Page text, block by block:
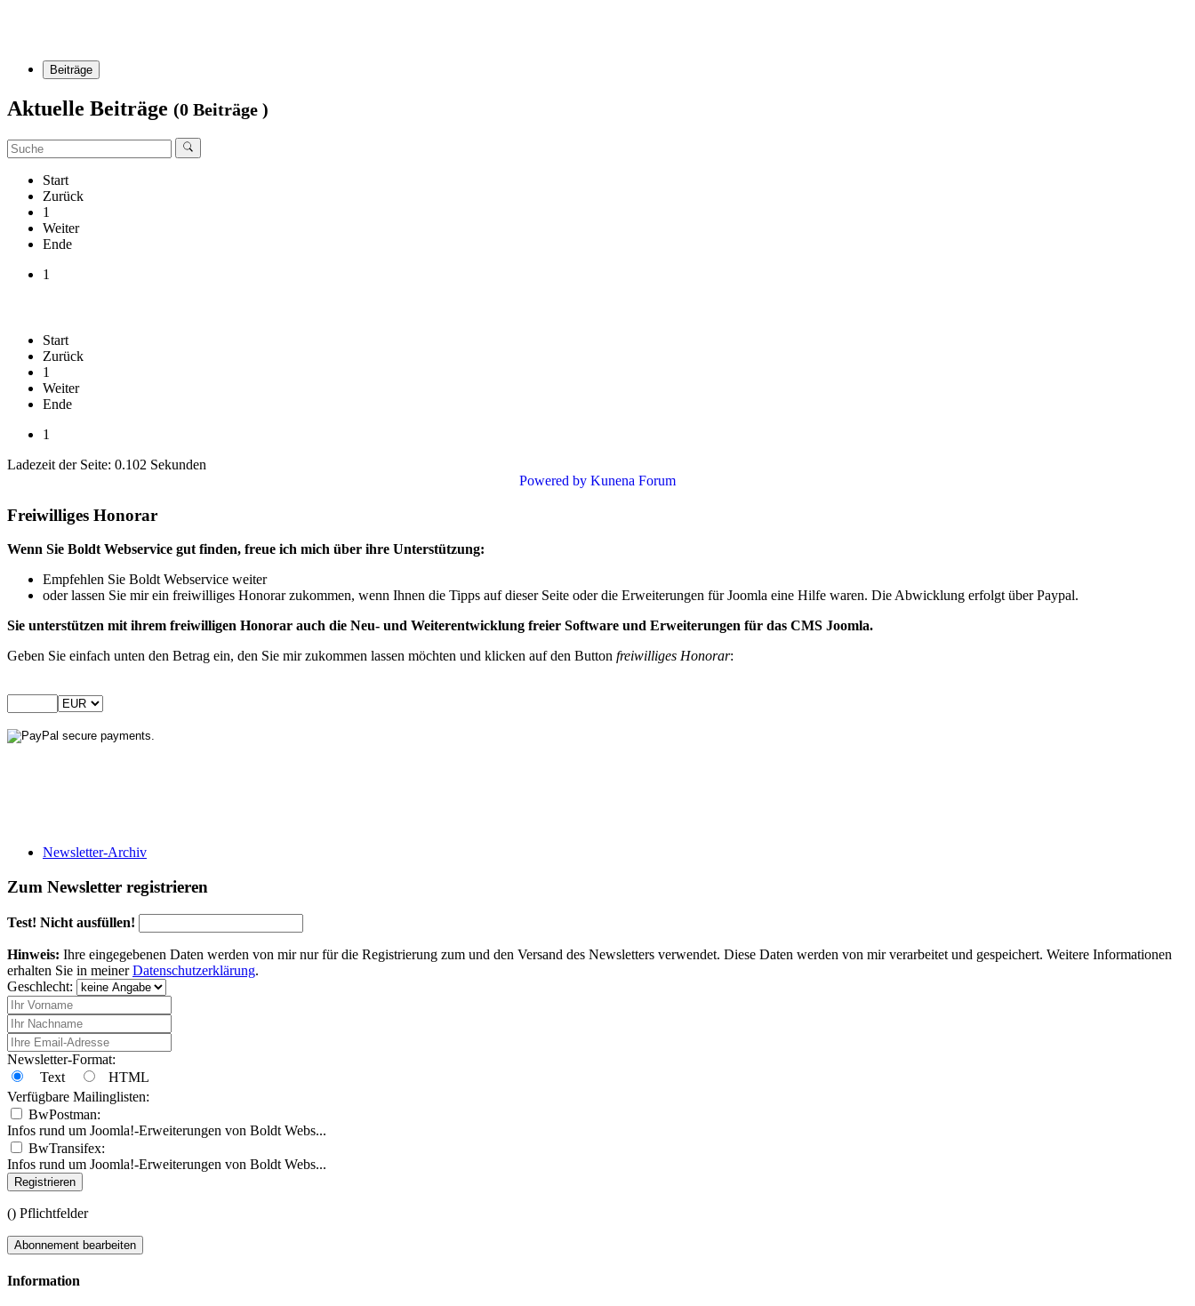
Beiträge
Aktuelle Beiträge (0 Beiträge )
Start
Zurück
1
Weiter
Ende
1
Start
Zurück
1
Weiter
Ende
1
Ladezeit der Seite: 0.102 Sekunden
Powered by Kunena Forum
Freiwilliges Honorar
Wenn Sie Boldt Webservice gut finden, freue ich mich über ihre Unterstützung:
Empfehlen Sie Boldt Webservice weiter
oder lassen Sie mir ein freiwilliges Honorar zukommen, wenn Ihnen die Tipps auf dieser Seite oder die Erweiterungen für Joomla eine Hilfe waren. Die Abwicklung erfolgt über Paypal.
Sie unterstützen mit ihrem freiwilligen Honorar auch die Neu- und Weiterentwicklung freier Software und Erweiterungen für das CMS Joomla.
Geben Sie einfach unten den Betrag ein, den Sie mir zukommen lassen möchten und klicken auf den Button freiwilliges Honorar:
Newsletter-Archiv
Zum Newsletter registrieren
Test! Nicht ausfüllen!
Hinweis: Ihre eingegebenen Daten werden von mir nur für die Registrierung zum und den Versand des Newsletters verwendet. Diese Daten werden von mir verarbeitet und gespeichert. Weitere Informationen
erhalten Sie in meinerDatenschutzerklärung.
Geschlecht:
Newsletter-Format:
Text
HTML
Verfügbare Mailinglisten:
BwPostman:
Infos rund um Joomla!-Erweiterungen von Boldt Webs...
BwTransifex:
Infos rund um Joomla!-Erweiterungen von Boldt Webs...
Registrieren
() Pflichtfelder
Abonnement bearbeiten
Information